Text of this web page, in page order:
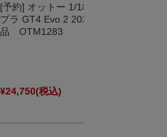
[予約] オットー 1/18 トヨタ GR スー
プラ GT4 Evo 2 2025 No.69 限定生産
品 OTM1283
¥24,750(税込)